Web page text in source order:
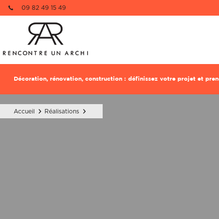
09 82 49 15 49
Décoration, rénovation, construction : définissez votre projet et
Accueil Réalisations
Nom
Nom